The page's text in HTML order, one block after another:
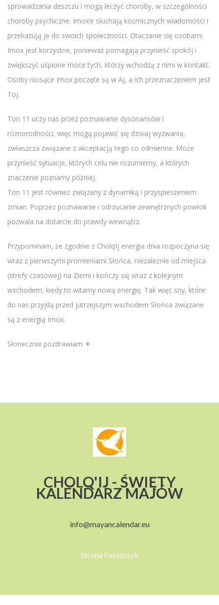
sprowadzania deszczu i mogą leczyć choroby, w szczególności
choroby psychiczne. Imox’e słuchają kosmicznych wiadomości i
przekazują je do swoich społeczności. Otaczanie się osobami
Imox jest korzystne, ponieważ pomagają przynieść spokój i
zwiększyć uśpione moce tych, którzy wchodzą z nimi w kontakt.
Osoby niosące Imox poczęte są w Aj, a ich przeznaczeniem jest
Toj.
Ton 11 uczy nas przez poznawanie dysonansów i
różnorodności, więc mogą pojawić się dzisiaj wyzwania,
zwłaszcza związane z akceptacją tego co odmienne. Może
przynieść sytuacje, których celu nie rozumiemy, a których
znaczenie poznamy później.
Ton 11 jest również związany z dynamiką i przyspieszeniem
zmian. Poprzez poznawanie i odrzucanie zewnętrznych powłok
pozwala na dotarcie do prawdy wewnątrz.
Przypominam, że zgodnie z Cholq’ij energia dnia rozpoczyna się
wraz z pierwszymi promieniami Słońca, niezależnie od miejsca
(strefy czasowej) na Ziemi i kończy się wraz z kolejnym
wschodem, kiedy to witamy nową energię. Tak więc sny, które
do nas przyjdą przed jutrzejszym wschodem Słońca związane
są z energią Imox.
Słonecznie pozdrawiam ☀
CHOLQ'IJ - ŚWIĘTY
KALENDARZ MAJÓW
info@mayancalendar.eu
Strona Facebook